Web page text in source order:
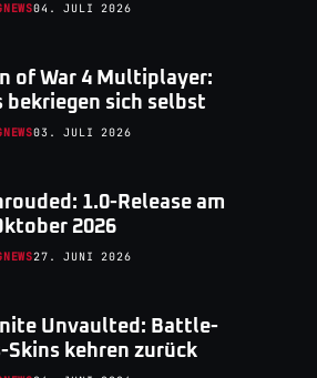
04. JULI 2026
of War 4 Multiplayer:
bekriegen sich selbst
03. JULI 2026
1.0-Release am
2026
27. JUNI 2026
Unvaulted: Battle-
Skins kehren zurück